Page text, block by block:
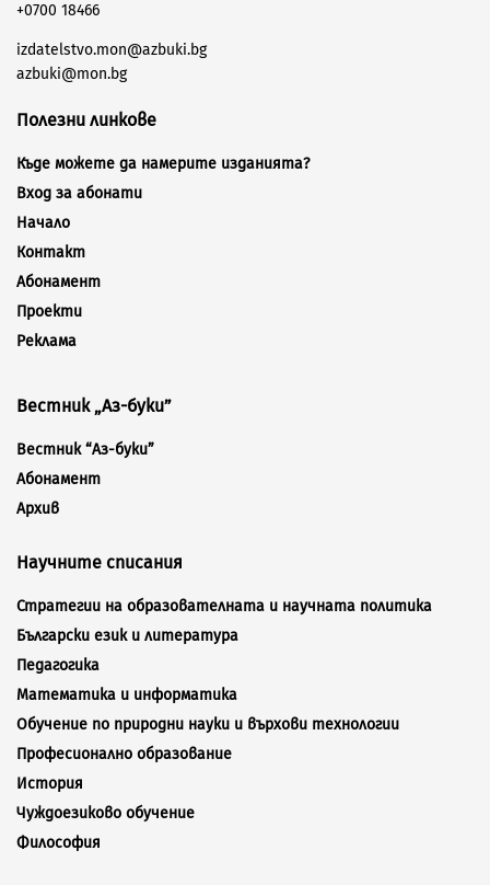
+0700 18466
izdatelstvo.mon@azbuki.bg
azbuki@mon.bg
Полезни линкове
Къде можете да намерите изданията?
Вход за абонати
Начало
Контакт
Абонамент
Проекти
Реклама
Вестник „Аз-буки”
Вестник “Аз-буки”
Абонамент
Архив
Научните списания
Стратегии на образователната и научната политика
Български език и литература
Педагогика
Математика и информатика
Обучение по природни науки и върхови технологии
Професионално образование
История
Чуждоезиково обучение
Философия